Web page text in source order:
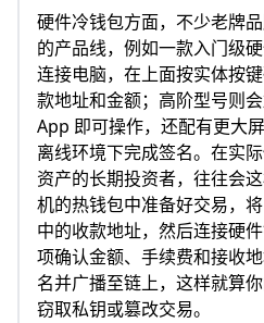
硬件冷钱包方面，不少老牌
的产品线，例如一款入门级
连接电脑，在上面按实体按
款地址和金额；高阶型号则
App 即可操作，还配有更大
离线环境下完成签名。在实
资产的长期投资者，往往会
机的热钱包中准备好交易，
中的收款地址，然后连接硬
项确认金额、手续费和接收
名并广播至链上，这样就算
窃取私钥或篡改交易。